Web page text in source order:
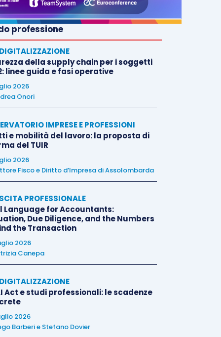
professione
della supply chain per i soggetti
linee guida e fasi operative
2026
Onori
IMPRESE E PROFESSIONI
e mobilità del lavoro: la proposta di
del TUIR
2026
Fisco e Diritto d’Impresa di Assolombarda
PROFESSIONALE
Language for Accountants:
Due Diligence, and the Numbers
the Transaction
2026
Canepa
Act e studi professionali: le scadenze
2026
Barberie Stefano Dovier